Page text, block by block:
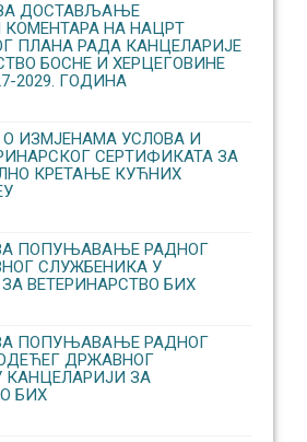
ДОСТАВЉАЊЕ
НА НАЦРТ
ПЛАНА РАДА КАНЦЕЛАРИЈЕ
БОСНЕ И ХЕРЦЕГОВИНЕ
2029. ГОДИНА
ИЗМЈЕНАМА УСЛОВА И
СЕРТИФИКАТА ЗА
КРЕТАЊЕ КУЋНИХ
ПОПУЊАВАЊЕ РАДНОГ
СЛУЖБЕНИКА У
ВЕТЕРИНАРСТВО БИХ
ПОПУЊАВАЊЕ РАДНОГ
ДРЖАВНОГ
КАНЦЕЛАРИЈИ ЗА
БИХ